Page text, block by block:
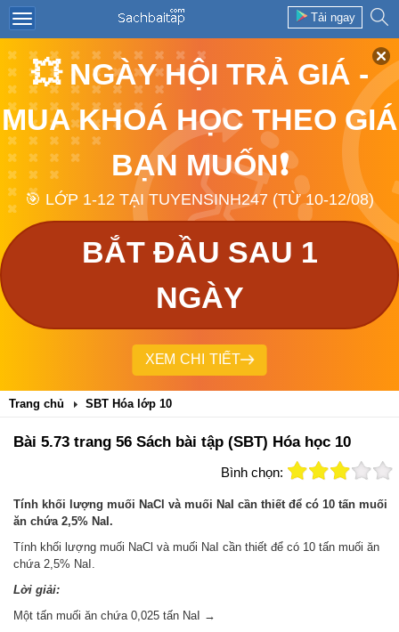
Tải ngay
💥 NGÀY HỘI TRẢ GIÁ -
MUA KHOÁ HỌC THEO GIÁ
BẠN MUỐN❗
🎯 LỚP 1-12 TẠI TUYENSINH247 (TỪ 10-12/08)
BẮT ĐẦU SAU 1
NGÀY
XEM CHI TIẾT
Trang chủ SBT Hóa lớp 10
Bài 5.73 trang 56 Sách bài tập (SBT) Hóa học 10
Bình chọn:
Tính khối lượng muối NaCl và muối NaI cần thiết để có 10 tấn muối
ăn chứa 2,5% NaI.
Tính khối lượng muối NaCl và muối NaI cần thiết để có 10 tấn muối ăn
chứa 2,5% NaI.
Lời giải:
Một tấn muối ăn chứa 0,025 tấn NaI →